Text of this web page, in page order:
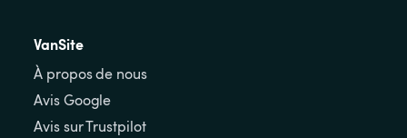
VanSite
À propos de nous
Avis Google
Avis sur Trustpilot